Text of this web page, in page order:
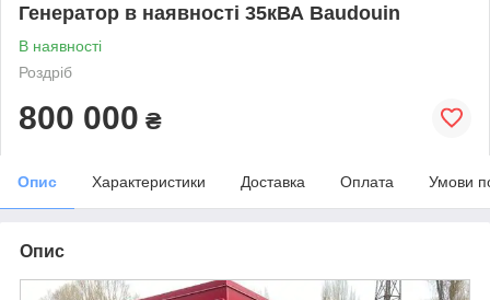
Генератор в наявності 35кВА Baudouin
В наявності
Роздріб
800 000 ₴
Опис Характеристики Доставка Оплата Умови
Опис